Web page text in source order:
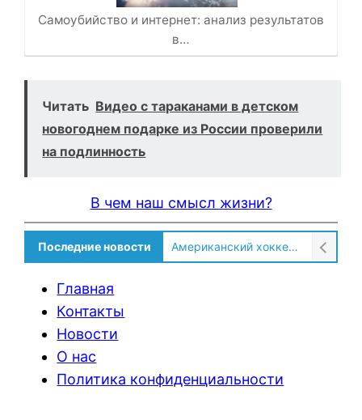
Самоубийство и интернет: анализ результатов
в…
Читать Видео с тараканами в детском
новогоднем подарке из России проверили
на подлинность
В чем наш смысл жизни?
Последние новости Американский хоккеист рассказал о культурном шоке после переезда в Россию!
Главная
Контакты
Новости
О нас
Политика конфиденциальности